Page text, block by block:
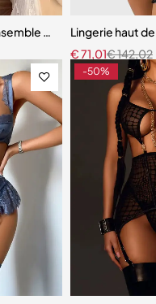
en dentelle brodée
Lingerie haut
€142,02
€71,01
-50%